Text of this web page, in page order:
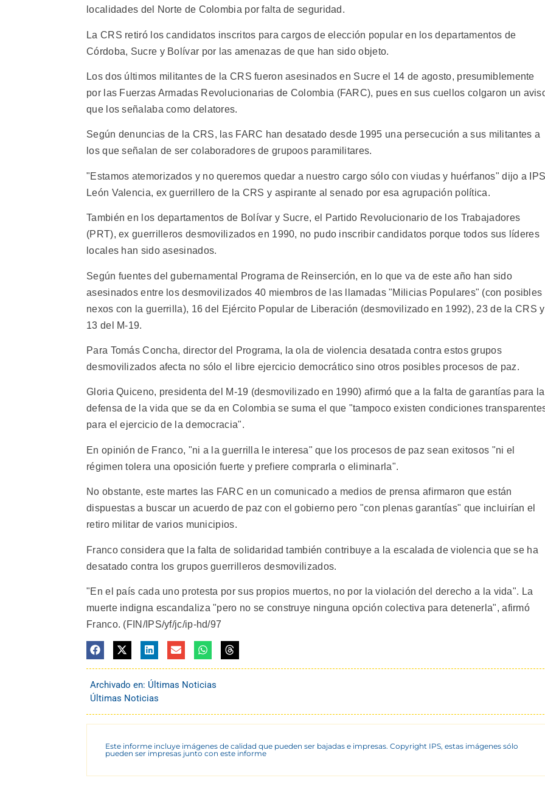
localidades del Norte de Colombia por falta de seguridad.
La CRS retiró los candidatos inscritos para cargos de elección popular en los departamentos de
Córdoba, Sucre y Bolívar por las amenazas de que han sido objeto.
Los dos últimos militantes de la CRS fueron asesinados en Sucre el 14 de agosto, presumiblemente
por las Fuerzas Armadas Revolucionarias de Colombia (FARC), pues en sus cuellos colgaron un
que los señalaba como delatores.
Según denuncias de la CRS, las FARC han desatado desde 1995 una persecución a sus militantes a
los que señalan de ser colaboradores de grupoos paramilitares.
"Estamos atemorizados y no queremos quedar a nuestro cargo sólo con viudas y huérfanos" dijo a
León Valencia, ex guerrillero de la CRS y aspirante al senado por esa agrupación política.
También en los departamentos de Bolívar y Sucre, el Partido Revolucionario de los Trabajadores
(PRT), ex guerrilleros desmovilizados en 1990, no pudo inscribir candidatos porque todos sus líderes
locales han sido asesinados.
Según fuentes del gubernamental Programa de Reinserción, en lo que va de este año han sido
asesinados entre los desmovilizados 40 miembros de las llamadas "Milicias Populares" (con posibles
nexos con la guerrilla), 16 del Ejército Popular de Liberación (desmovilizado en 1992), 23 de la CRS y
13 del M-19.
Para Tomás Concha, director del Programa, la ola de violencia desatada contra estos grupos
desmovilizados afecta no sólo el libre ejercicio democrático sino otros posibles procesos de paz.
Gloria Quiceno, presidenta del M-19 (desmovilizado en 1990) afirmó que a la falta de garantías para la
defensa de la vida que se da en Colombia se suma el que "tampoco existen condiciones
para el ejercicio de la democracia".
En opinión de Franco, "ni a la guerrilla le interesa" que los procesos de paz sean exitosos "ni el
régimen tolera una oposición fuerte y prefiere comprarla o eliminarla".
No obstante, este martes las FARC en un comunicado a medios de prensa afirmaron que están
dispuestas a buscar un acuerdo de paz con el gobierno pero "con plenas garantías" que incluirían el
retiro militar de varios municipios.
Franco considera que la falta de solidaridad también contribuye a la escalada de violencia que se ha
desatado contra los grupos guerrilleros desmovilizados.
"En el país cada uno protesta por sus propios muertos, no por la violación del derecho a la vida". La
muerte indigna escandaliza "pero no se construye ninguna opción colectiva para detenerla", afirmó
Franco. (FIN/IPS/yf/jc/ip-hd/97
Archivado en: Últimas Noticias
Últimas Noticias
Este informe incluye imágenes de calidad que pueden ser bajadas e impresas. Copyright IPS, estas imágenes sólo
pueden ser impresas junto con este informe